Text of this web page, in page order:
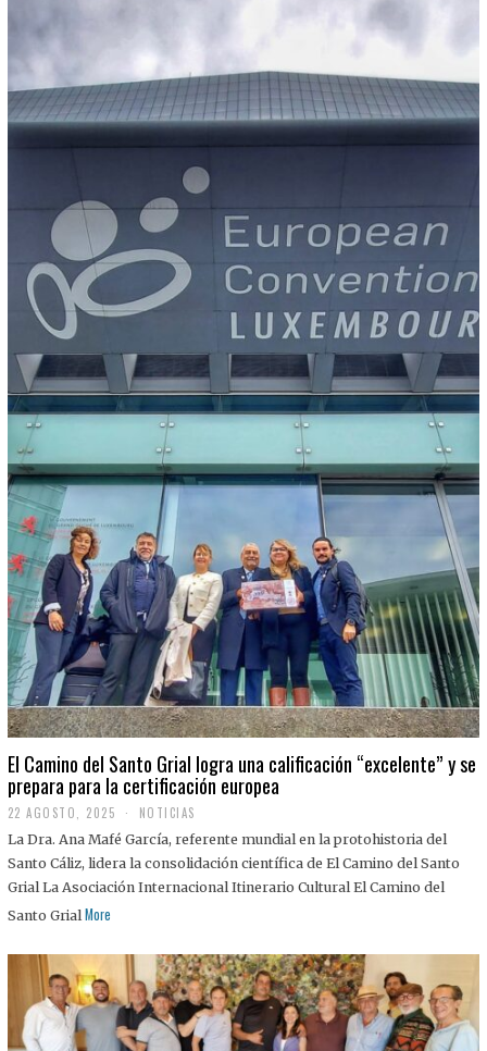
El Camino del Santo Grial logra una calificación “excelente” y se
prepara para la certificación europea
22 AGOSTO, 2025
2
A
G
O
S
2
5
NOTICIAS
La Dra. Ana Mafé García, referente mundial en la protohistoria del
Santo Cáliz, lidera la consolidación científica de El Camino del Santo
Grial La Asociación Internacional Itinerario Cultural El Camino del
Santo Grial More